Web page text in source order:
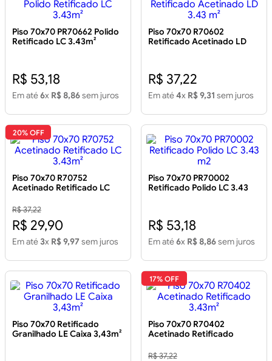
Piso 70x70 PR70662 Polido
Retificado LC 3.43m²
R$ 53,18
Em até6x R$ 8,86sem juros
Piso 70x70 R70602
Retificado Acetinado LD
R$ 37,22
Em até4x R$ 9,31 sem juros
20% OFF
Piso 70x70 R70752
Acetinado Retificado LC
R$ 37,22
R$ 29,90
Em até 3x R$ 9,97 sem juros
Piso 70x70 PR70002
Retificado Polido LC 3.43
R$ 53,18
Em até6x R$ 8,86sem juros
Piso 70x70 Retificado
Granilhado LE Caixa 3,43m²
17% OFF
Piso 70x70 R70402
Acetinado Retificado
R$ 37,22